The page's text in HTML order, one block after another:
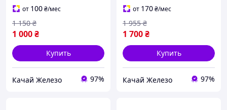
от 100₴/мес
1 000₴
1 150 ₴
Купить
Качай Железо 97%
от 170₴/мес
1 700₴
1 955 ₴
Купить
Качай Железо 97%